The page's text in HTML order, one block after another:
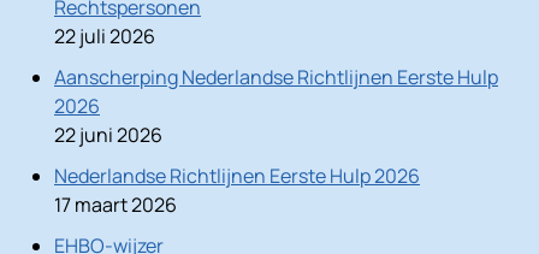
Rechtspersonen
22 juli 2026
Aanscherping Nederlandse Richtlijnen Eerste Hulp
2026
22 juni 2026
Nederlandse Richtlijnen Eerste Hulp 2026
17 maart 2026
EHBO-wijzer